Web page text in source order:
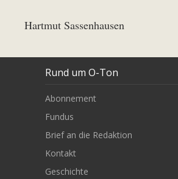
Hartmut Sassenhausen
Rund um O-Ton
Abonnement
Fundus
Brief an die Redaktion
Kontakt
Geschichte